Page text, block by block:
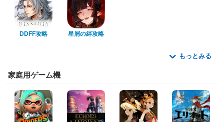
DDFF攻略 星屑の絆攻略
もっとみる
家庭用ゲーム機